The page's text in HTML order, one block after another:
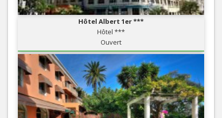
Hôtel Albert 1er ***
Hôtel ***
Ouvert